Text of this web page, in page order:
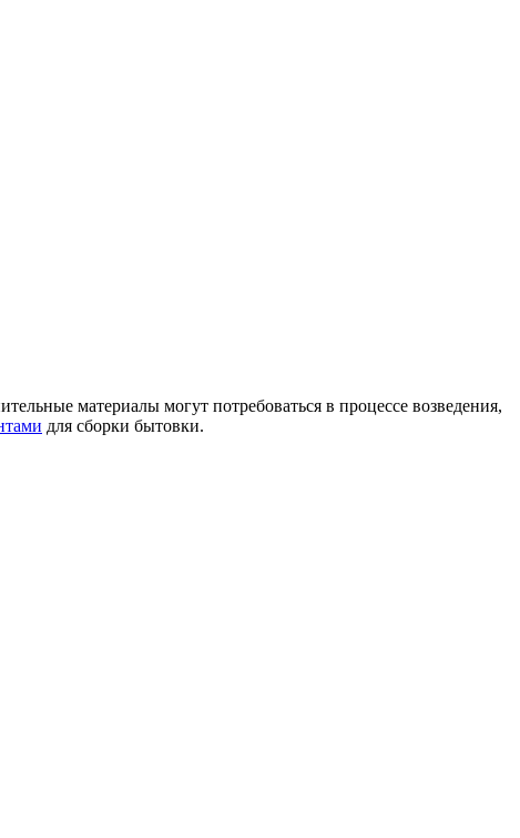
материалы могут потребоваться в процессе возведения,
для сборки бытовки.